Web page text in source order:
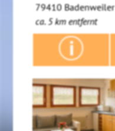
79410 Badenweiler
ca. 5 km entfernt